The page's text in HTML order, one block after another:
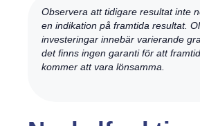
Observera att tidigare resultat inte
en indikation på framtida resultat.
investeringar innebär varierande
det finns ingen garanti för att
kommer att vara lönsamma.